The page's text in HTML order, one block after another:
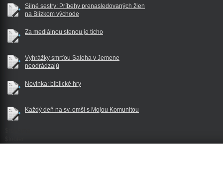
Silné sestry: Príbehy prenasledovaných žien
na Blízkom východe
Za mediálnou stenou je ticho
Vyhrážky smrťou Saleha v Jemene
neodrádzajú
Novinka: biblické hry
Každý deň na sv. omši s Mojou Komunitou